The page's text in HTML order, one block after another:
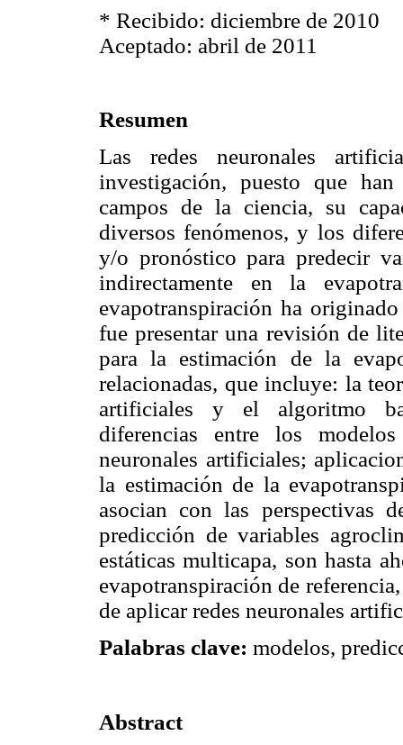
* Recibido: diciembre de 2010
Aceptado: abril de 2011
Resumen
Las redes neuronales
investigación, puesto que
campos de la ciencia, su
diversos fenómenos, y los
y/o pronóstico para predecir
indirectamente en la
evapotranspiración ha
fue presentar una revisión de
para la estimación de la
relacionadas, que incluye: la
artificiales y el algoritmo
diferencias entre los
neuronales artificiales;
la estimación de la
asocian con las perspectivas
predicción de variables
estáticas multicapa, son hasta
evapotranspiración de
de aplicar redes neuronales
Palabras clave: modelos,
Abstract